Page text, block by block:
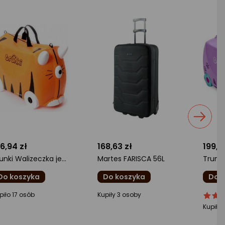
zł
Trunki Walizeczka jeżdżąca Tygrysek Tipu (TRU0011)
koszyka
17 osób
168,63 zł
Martes FARISCA 56L
Do koszyka
ocena
Kupiły 3 osoby
Do
ocena
Kupiło